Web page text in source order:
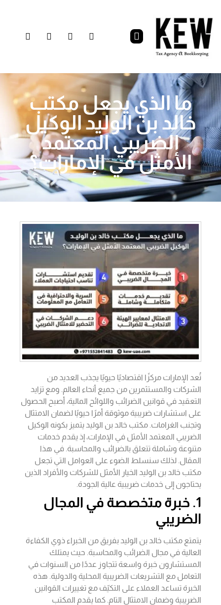
ما الذي يجعل مكتب
خالد بن الوليد الوكيل
الضريبي المعتمد
الأمثل في الإمارات؟
تُعد الإمارات مركزًا اقتصاديًا حيويًا يجذب العديد من
الشركات والمستثمرين من جميع أنحاء العالم. ومع تزايد
التعقيد في قوانين الضرائب واللوائح المالية، أصبح الحصول
على استشارات ضريبية موثوقة أمرًا حيويًا لضمان الامتثال
وتجنب الغرامات. مكتب خالد بن الوليد يتميز بكونه الوكيل
الضريبي المعتمد الأمثل في الإمارات، إذ يقدم خدمات
متنوعة وشاملة تتعلق بالضرائب والمحاسبة. في هذا
المقال. لذلك سنسلط الضوء على العوامل التي تجعل
مكتب خالد بن الوليد الخيار الأمثل للشركات والأفراد الذين
يحتاجون إلى خدمات ضريبية عالية الجودة.
1. خبرة متخصصة في المجال
الضريبي
يتمتع مكتب خالد بن الوليد بفريق من الخبراء ذوي الكفاءة
العالية في مجال الضرائب والمحاسبة. حيث يمتلك
المستشارون خبرة واسعة تتجاوز عددًا من السنوات في
التعامل مع التشريعات الضريبية المحلية والدولية. هذه
الخبرة تساعد العملاء على التكيّف مع تغييرات القوانين
الضريبية وضمان الامتثال التام. كما يقدم المكتب